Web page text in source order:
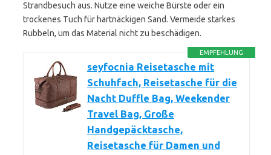
Strandbesuch aus. Nutze eine weiche Bürste oder ein
trockenes Tuch für hartnäckigen Sand. Vermeide starkes
Rubbeln, um das Material nicht zu beschädigen.
EMPFEHLUNG
seyfocnia Reisetasche mit
Schuhfach, Reisetasche für die
Nacht Duffle Bag, Weekender
Travel Bag, Große
Handgepäcktasche,
Reisetasche für Damen und